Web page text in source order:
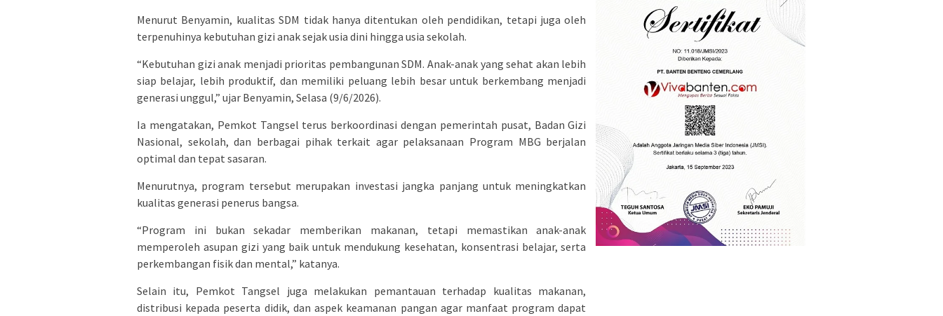
Menurut Benyamin, kualitas SDM tidak hanya ditentukan oleh pendidikan, tetapi juga oleh
terpenuhinya kebutuhan gizi anak sejak usia dini hingga usia sekolah.
“Kebutuhan gizi anak menjadi prioritas pembangunan SDM. Anak-anak yang sehat akan lebih
siap belajar, lebih produktif, dan memiliki peluang lebih besar untuk berkembang menjadi
generasi unggul,” ujar Benyamin, Selasa (9/6/2026).
Ia mengatakan, Pemkot Tangsel terus berkoordinasi dengan pemerintah pusat, Badan Gizi
Nasional, sekolah, dan berbagai pihak terkait agar pelaksanaan Program MBG berjalan
optimal dan tepat sasaran.
Menurutnya, program tersebut merupakan investasi jangka panjang untuk meningkatkan
kualitas generasi penerus bangsa.
“Program ini bukan sekadar memberikan makanan, tetapi memastikan anak-anak
memperoleh asupan gizi yang baik untuk mendukung kesehatan, konsentrasi belajar, serta
perkembangan fisik dan mental,” katanya.
Selain itu, Pemkot Tangsel juga melakukan pemantauan terhadap kualitas makanan,
distribusi kepada peserta didik, dan aspek keamanan pangan agar manfaat program dapat